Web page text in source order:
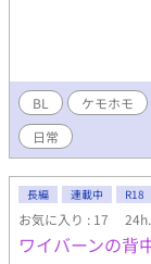
BL ケモホモ
日常
長編 連載中 R18
お気に入り : 17
ワイバーンの背